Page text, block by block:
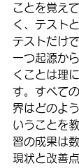
ことを覚え
く、テスト
テストだけ
一つ起源か
くことは理
す。すべて
界はどのよ
いうことを
習の成果は
現状と改善